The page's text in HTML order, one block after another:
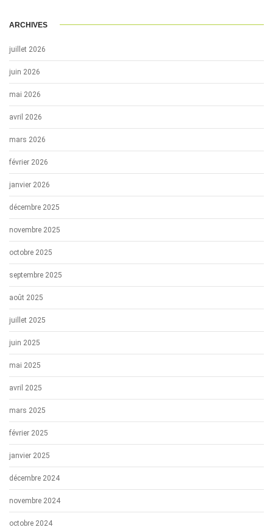
ARCHIVES
juillet 2026
juin 2026
mai 2026
avril 2026
mars 2026
février 2026
janvier 2026
décembre 2025
novembre 2025
octobre 2025
septembre 2025
août 2025
juillet 2025
juin 2025
mai 2025
avril 2025
mars 2025
février 2025
janvier 2025
décembre 2024
novembre 2024
octobre 2024